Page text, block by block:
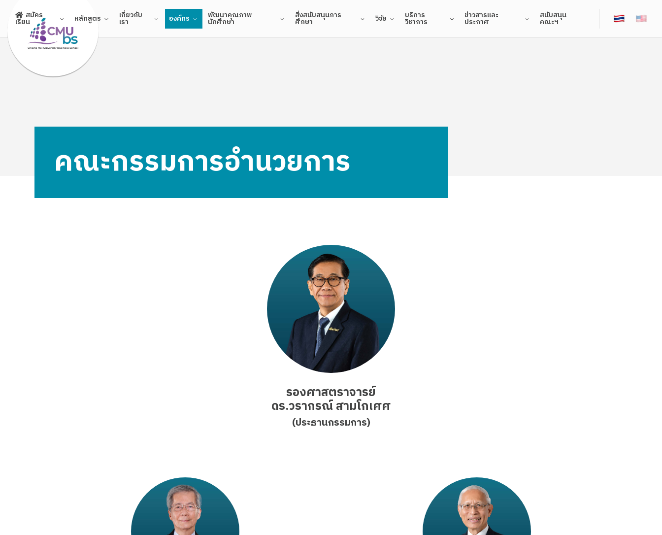
content
สมัคร
เรียน หลักสูตร เกี่ยวกับ
เรา องค์กร พัฒนาคุณภาพ
นักศึกษา
สิ่งสนับสนุนการ
ศึกษา วิจัย บริการ
วิชาการ
ข่าวสารและ
ประกาศ
สนับสนุน
คณะฯ
คณะกรรมการอำนวยการ
รองศาสตราจารย์
ดร.วรากรณ์ สามโกเศศ
(ประธานกรรมการ)